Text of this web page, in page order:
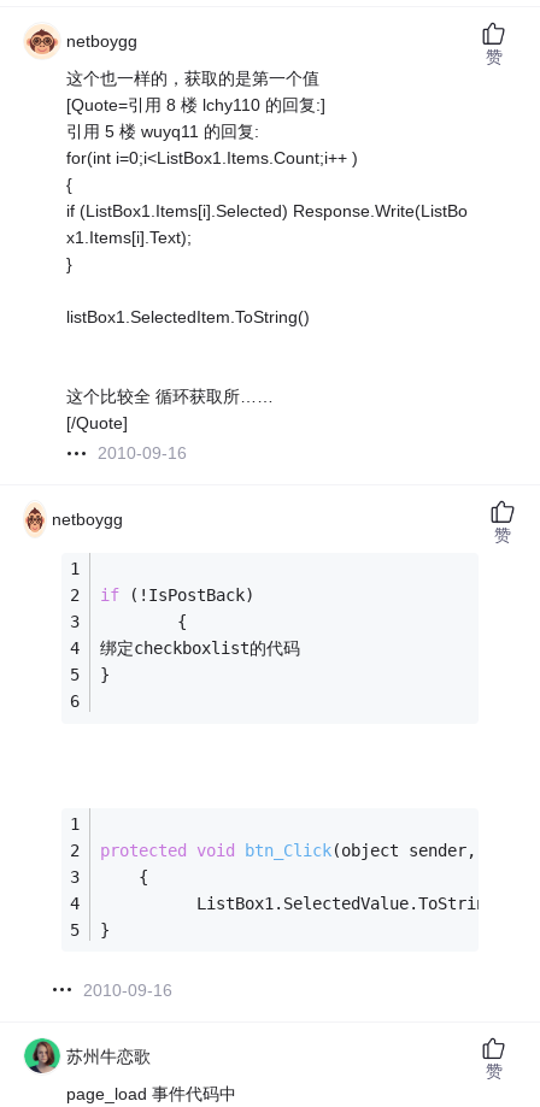
netboygg
这个也一样的，获取的是第一个值
[Quote=引用 8 楼 lchy110 的回复:]
引用 5 楼 wuyq11 的回复:
for(int i=0;i<ListBox1.Items.Count;i++ )
{
if (ListBox1.Items[i].Selected) Response.Write(ListBo
x1.Items[i].Text);
}
listBox1.SelectedItem.ToString()
这个比较全 循环获取所……
[/Quote]
2010-09-16
赞
netboygg
if (!IsPostBack)
        {
绑定checkboxlist的代码
}
protected void btn_Click(object sender,
    {
          ListBox1.SelectedValue.ToString();
}
2010-09-16
赞
苏州牛恋歌
page_load 事件代码中
赞